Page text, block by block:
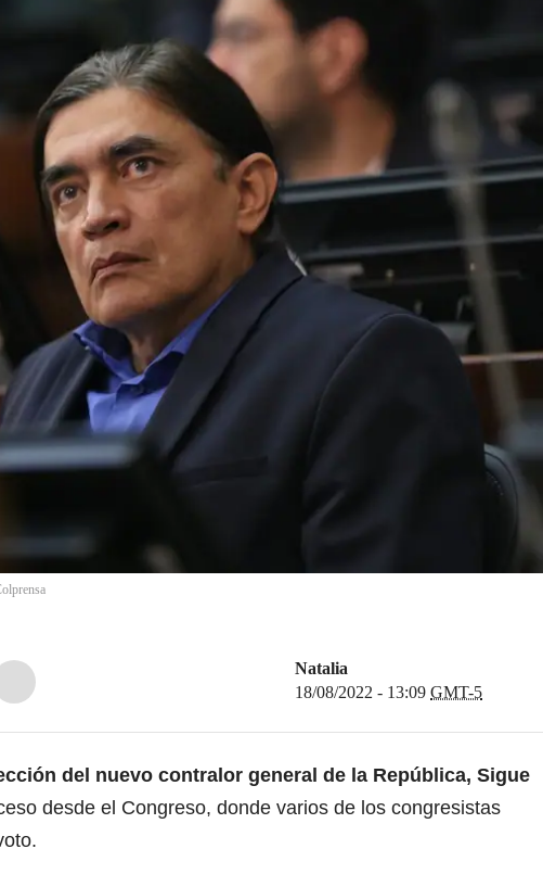
Natalia
18/08/2022 - 13:09 GMT-5
del nuevo contralor general de la República, Sigue
desde el Congreso, donde varios de los congresistas